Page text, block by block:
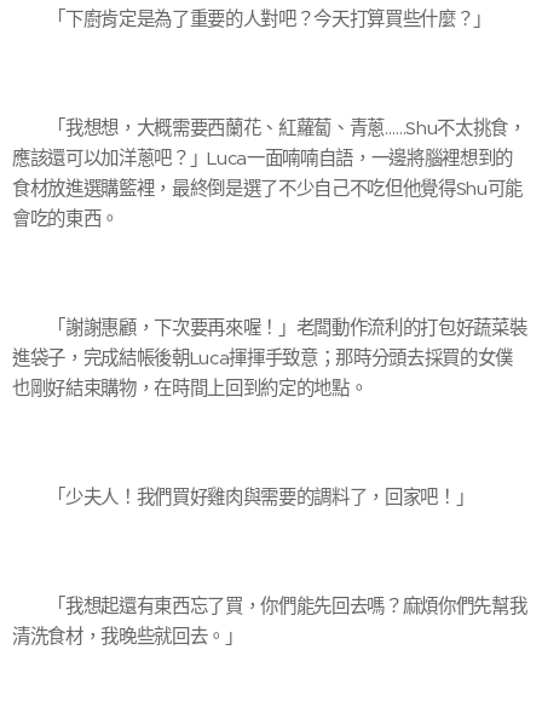
「下廚肯定是為了重要的人對吧？今天打算買些什麼？」
「我想想，大概需要西蘭花、紅蘿蔔、青蔥……Shu不太挑食，
應該還可以加洋蔥吧？」Luca一面喃喃自語，一邊將腦裡想到的
食材放進選購籃裡，最終倒是選了不少自己不吃但他覺得Shu可能
會吃的東西。
「謝謝惠顧，下次要再來喔！」老闆動作流利的打包好蔬菜裝
進袋子，完成結帳後朝Luca揮揮手致意；那時分頭去採買的女僕
也剛好結束購物，在時間上回到約定的地點。
「少夫人！我們買好雞肉與需要的調料了，回家吧！」
「我想起還有東西忘了買，你們能先回去嗎？麻煩你們先幫我
清洗食材，我晚些就回去。」